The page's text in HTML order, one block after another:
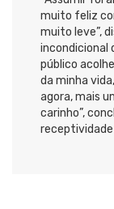
muito feliz
muito leve”,
incondicional
público
da minha
agora, mais
carinho”,
receptividade